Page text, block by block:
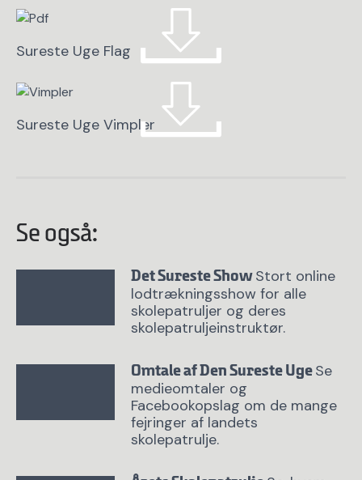
Sureste Uge Flag
Sureste Uge Vimpler
Se også:
Det Sureste ShowStort online
lodtrækningsshow for alle
skolepatruljer og deres
skolepatruljeinstruktør.
Omtale af Den Sureste UgeSe
medieomtaler og
Facebookopslag om de mange
fejringer af landets
skolepatrulje.